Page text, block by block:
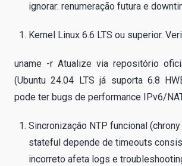
ignorar: renumeração futura e
Kernel Linux 6.6 LTS ou superior.
uname -r Atualize via repositório
(Ubuntu 24.04 LTS já suporta 6.8
pode ter bugs de performance IPv6/
Sincronização NTP funcional (chrony
stateful depende de timeouts
incorreto afeta logs e